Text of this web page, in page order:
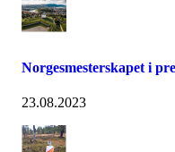
Norgesmesterskapet i
23.08.2023